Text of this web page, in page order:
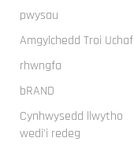
pwysau
Amgylchedd Troi Uchaf
rhwngfa
bRAND
Cynhwysedd llwytho
wedi'i redeg